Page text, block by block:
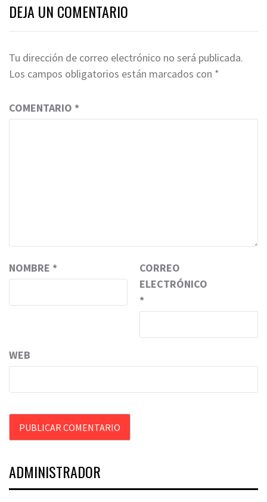
DEJA UN COMENTARIO
Tu dirección de correo electrónico no será publicada.
Los campos obligatorios están marcados con *
COMENTARIO *
NOMBRE *
CORREO
ELECTRÓNICO
*
WEB
ADMINISTRADOR